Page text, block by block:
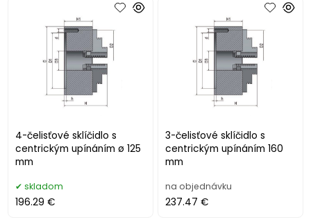
4-čelisťové sklíčidlo s
centrickým upínáním ø 125
mm
skladom
196.29 €
3-čelisťové sklíčidlo s
centrickým upínáním 160
mm
na objednávku
237.47 €